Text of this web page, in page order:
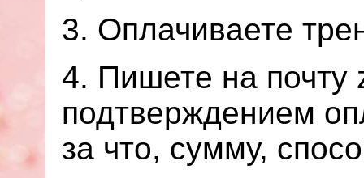
3. Оплачиваете
4. Пишете на почту
подтверждением
за что, сумму,